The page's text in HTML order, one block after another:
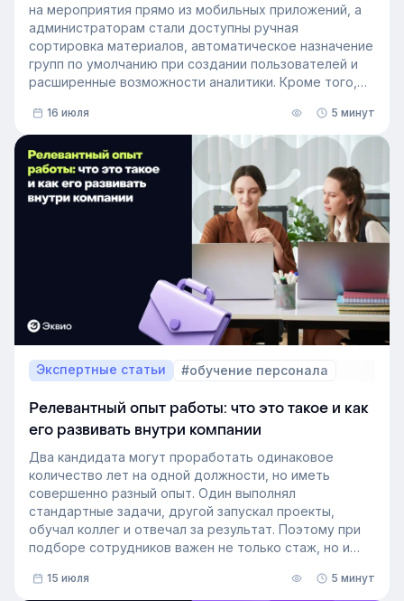
на мероприятия прямо из мобильных приложений, а
администраторам стали доступны ручная
сортировка материалов, автоматическое назначение
групп по умолчанию при создании пользователей и
расширенные возможности аналитики. Кроме того,
он охватывает и материалы из раздела «Проводник».
16 июля 5 минут
Экспертные статьи #обучение персонала
Релевантный опыт работы: что это такое и как
его развивать внутри компании
Два кандидата могут проработать одинаковое
количество лет на одной должности, но иметь
совершенно разный опыт. Один выполнял
стандартные задачи, другой запускал проекты,
обучал коллег и отвечал за результат. Поэтому при
подборе сотрудников важен не только стаж, но и
В этой статье разберём, релевантный опыт работы
15 июля 5 минут